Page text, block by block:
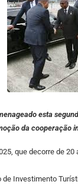
esta
da
que decorre de
Investimento